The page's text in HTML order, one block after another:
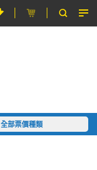
全部票價種類